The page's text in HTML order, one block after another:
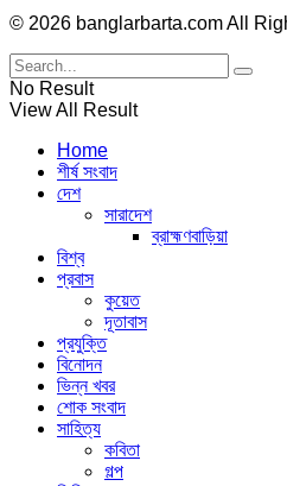
© 2026 banglarbarta.com All
No Result
View All Result
Home
শীর্ষ সংবাদ
দেশ
সারাদেশ
ব্রাহ্মণবাড়িয়া
বিশ্ব
প্রবাস
কুয়েত
দূতাবাস
প্রযুক্তি
বিনোদন
ভিন্ন খবর
শোক সংবাদ
সাহিত্য
কবিতা
গল্প